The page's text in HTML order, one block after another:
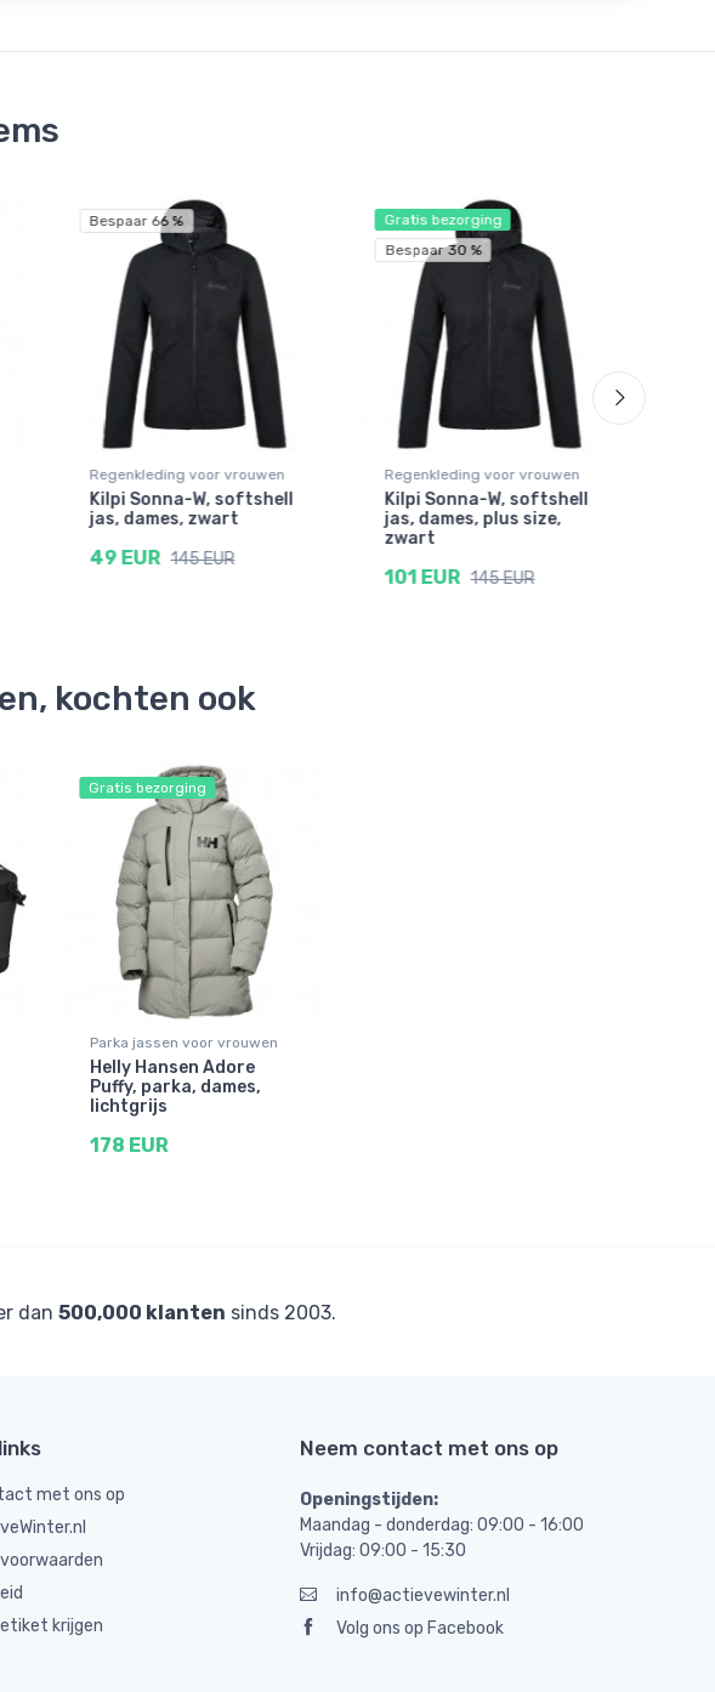
Bespaar 66 %
Regenkleding voor vrouwen
Kilpi Sonna-W, softshell
jas, dames, zwart
49 EUR 145 EUR
Gratis bezorging
Bespaar 30 %
Regenkleding voor vrouwen
Kilpi Sonna-W, softshell
jas, dames, plus size,
zwart
101 EUR 145 EUR
kochten ook
Gratis bezorging
Parka jassen voor vrouwen
Helly Hansen Adore
Puffy, parka, dames,
lichtgrijs
178 EUR
dan 500,000 klanten sinds 2003.
met ons op
krijgen
Neem contact met ons op
Openingstijden:
Maandag - donderdag: 09:00 - 16:00
Vrijdag: 09:00 - 15:30
info@actievewinter.nl
Volg ons op Facebook